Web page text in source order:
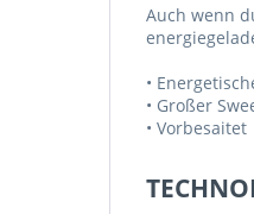
Auch wenn
•
• Großer
• Vorbesaitet